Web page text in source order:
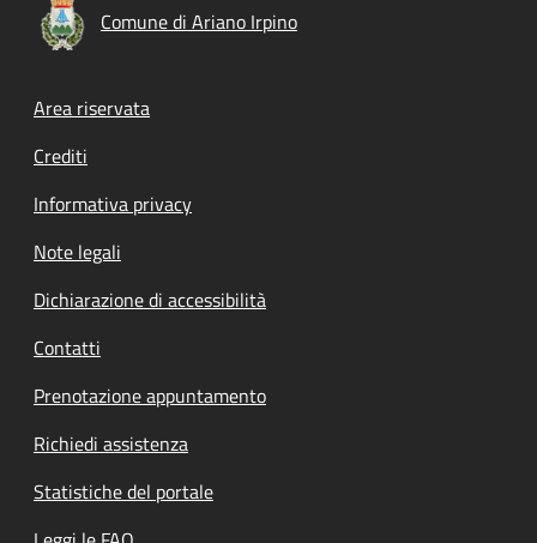
Comune di Ariano Irpino
Footer menu
Area riservata
Crediti
Informativa privacy
Note legali
Dichiarazione di accessibilità
Contatti
Prenotazione appuntamento
Richiedi assistenza
Statistiche del portale